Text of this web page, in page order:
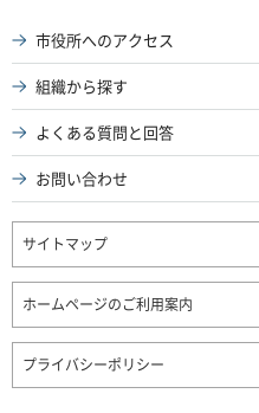
市役所へのアクセス
組織から探す
よくある質問と回答
お問い合わせ
サイトマップ
ホームページのご利用案内
プライバシーポリシー